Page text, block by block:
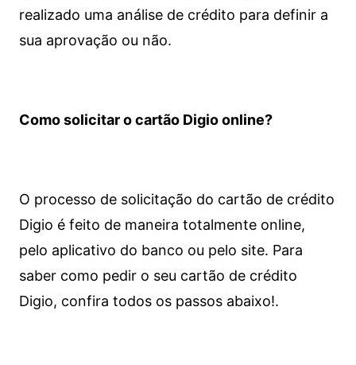
realizado uma análise de crédito para definir a
sua aprovação ou não.
Como solicitar o cartão Digio online?
O processo de solicitação do cartão de crédito
Digio é feito de maneira totalmente online,
pelo aplicativo do banco ou pelo site. Para
saber como pedir o seu cartão de crédito
Digio, confira todos os passos abaixo!.